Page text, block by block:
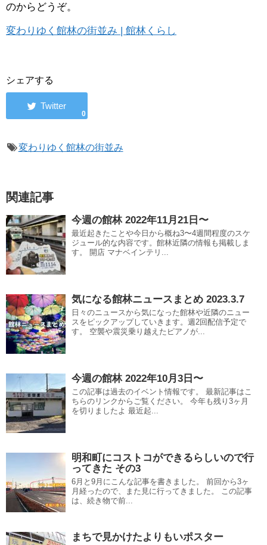
のからどうぞ。
変わりゆく館林の街並み | 館林くらし
シェアする
0
変わりゆく館林の街並み
関連記事
今週の館林 2022年11月21日〜
最近起きたことや今日から概ね3〜4週間程度のスケ
ジュール的な内容です。館林近隣の情報も掲載しま
す。 開店 マナベインテリ...
気になる館林ニュースまとめ 2023.3.7
日々のニュースから気になった館林や近隣のニュー
スをピックアップしていきます。週2回配信予定で
す。 空襲や震災乗り越えたピアノが...
今週の館林 2022年10月3日〜
この記事は過去のイベント情報です。 最新記事はこ
ちらのリンクからご覧ください。 今年も残り3ヶ月
を切りましたよ 最近起...
明和町にコストコができるらしいので行
ってきた その3
6月と9月にこんな記事を書きました。 前回から3ヶ
月経ったので、また見に行ってきました。 この記事
は、続き物で前...
まちで見かけたよりもいポスター